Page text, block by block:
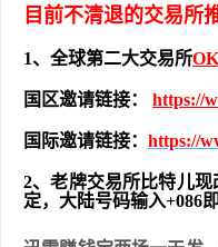
目前不清退的交易所
1、全球第二大交易所
国区邀请链接： https://
国际邀请链接： https://
2、老牌交易所比特儿现
定，大陆号码输入+086